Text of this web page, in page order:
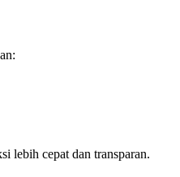
lebih cepat dan transparan.